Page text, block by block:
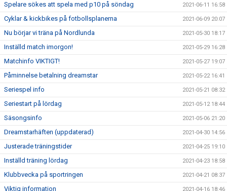
Spelare sökes att spela med p10 på söndag 2021-06-11 16:58
Cyklar & kickbikes på fotbollsplanerna 2021-06-09 20:07
Nu börjar vi träna på Nordlunda 2021-05-30 18:17
Inställd match imorgon! 2021-05-29 16:28
Matchinfo VIKTIGT! 2021-05-27 19:07
Påminnelse betalning dreamstar 2021-05-22 16:41
Seriespel info 2021-05-21 08:32
Seriestart på lördag 2021-05-12 18:44
Säsongsinfo 2021-05-06 21:20
Dreamstarhäften (uppdaterad) 2021-04-30 14:56
Justerade träningstider 2021-04-25 19:10
Inställd träning lördag 2021-04-23 18:58
Klubbvecka på sportringen 2021-04-21 08:37
Viktig information 2021-04-16 18:46